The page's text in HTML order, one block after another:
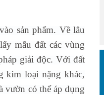
sản phẩm. Về lâu
mẫu đất các vùng
giải độc. Với đất
kim loại nặng khác,
vườn có thể áp dụng